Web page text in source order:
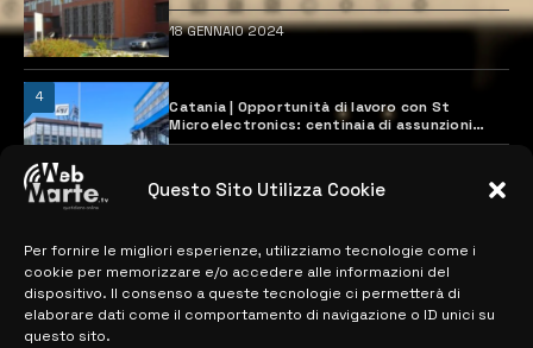
Questo Sito Utilizza Cookie
Per fornire le migliori esperienze, utilizziamo tecnologie come i
cookie per memorizzare e/o accedere alle informazioni del
dispositivo. Il consenso a queste tecnologie ci permetterà di
elaborare dati come il comportamento di navigazione o ID unici su
questo sito.
18 GENNAIO 2024
4
Catania | Opportunità di lavoro con St
Microelectronics: centinaia di assunzioni
previste
MAPPA DEL SITO
> NOTIZIE